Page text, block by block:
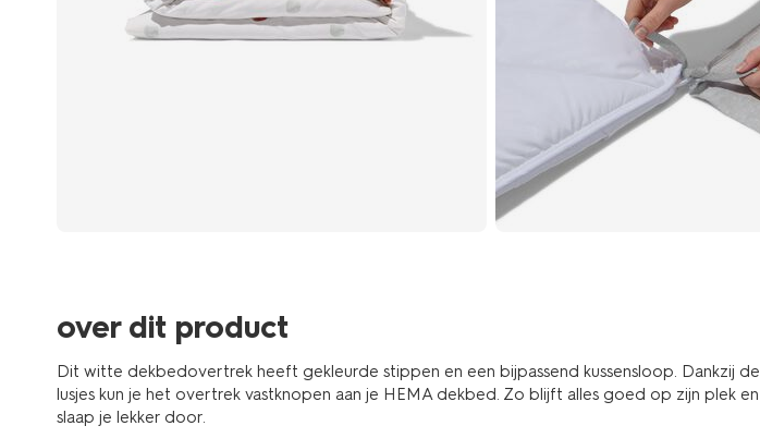
over dit product
Dit witte dekbedovertrek heeft gekleurde stippen en een bijpassend kussensloop. Dankzij de
lusjes kun je het overtrek vastknopen aan je HEMA dekbed. Zo blijft alles goed op zijn plek en
slaap je lekker door.